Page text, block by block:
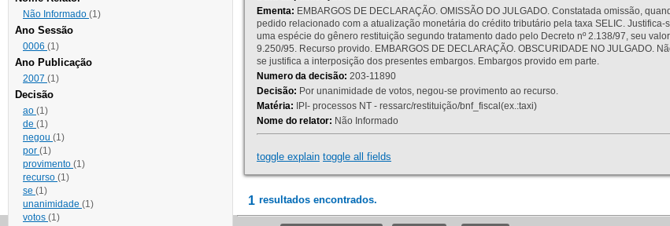
Não Informado (1)
Ano Sessão
0006 (1)
Ano Publicação
2007 (1)
Decisão
ao (1)
de (1)
negou (1)
por (1)
provimento (1)
recurso (1)
se (1)
unanimidade (1)
votos (1)
Ementa: EMBARGOS DE DECLARAÇÃO. OMISSÃO DO JULGADO. Constatada omissão,
pedido relacionado com a atualização monetária do crédito tributário pela taxa SELIC.
uma espécie do gênero restituição segundo tratamento dado pelo Decreto nº 2.138/97, seu
9.250/95. Recurso provido. EMBARGOS DE DECLARAÇÃO. OBSCURIDADE NO JULGADO.
se justifica a interposição dos presentes embargos. Embargos provido em parte.
Numero da decisão: 203-11890
Decisão: Por unanimidade de votos, negou-se provimento ao recurso.
Matéria: IPI- processos NT - ressarc/restituição/bnf_fiscal(ex.:taxi)
Nome do relator: Não Informado
toggle explain toggle all fields
1 resultados encontrados.